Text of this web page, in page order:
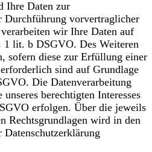
Ihre Daten zur
Durchführung vorvertraglicher
wir Ihre Daten auf
1 lit. b DSGVO. Des Weiteren
sofern diese zur Erfüllung einer
sind auf Grundlage
Die Datenverarbeitung
berechtigten Interesses
erfolgen. Über die jeweils
Rechtsgrundlagen wird in den
Datenschutzerklärung